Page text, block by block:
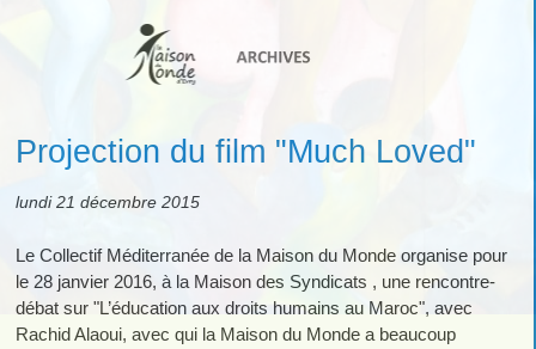
Projection du film "Much Loved"
lundi 21 décembre 2015
Le Collectif Méditerranée de la Maison du Monde organise pour
le 28 janvier 2016, à la Maison des Syndicats , une rencontre-
débat sur "L’éducation aux droits humains au Maroc", avec
Rachid Alaoui, avec qui la Maison du Monde a beaucoup